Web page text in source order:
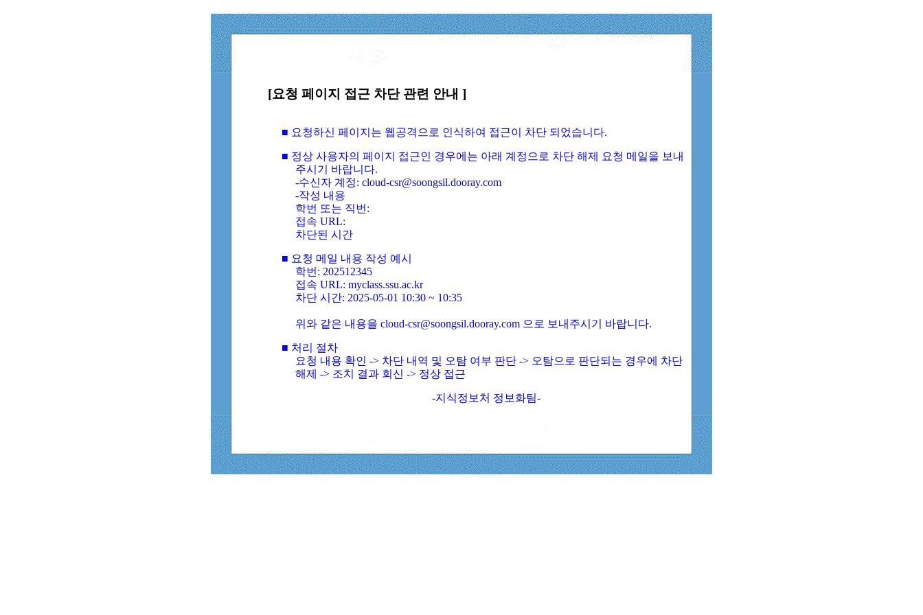
[요청 페이지 접근 차단 관련 안내 ]
■ 요청하신 페이지는 웹공격으로 인식하여 접근이 차단 되었습니다.
■ 정상 사용자의 페이지 접근인 경우에는 아래 계정으로 차단 해제 요청 메일을 보내
주시기 바랍니다.
-수신자 계정: cloud-csr@soongsil.dooray.com
-작성 내용
학번 또는 직번:
접속 URL:
차단된 시간
■ 요청 메일 내용 작성 예시
학번: 202512345
접속 URL: myclass.ssu.ac.kr
차단 시간: 2025-05-01 10:30 ~ 10:35
위와 같은 내용을 cloud-csr@soongsil.dooray.com 으로 보내주시기 바랍니다.
■ 처리 절차
요청 내용 확인 -> 차단 내역 및 오탐 여부 판단 -> 오탐으로 판단되는 경우에 차단
해제 -> 조치 결과 회신 -> 정상 접근
-지식정보처 정보화팀-